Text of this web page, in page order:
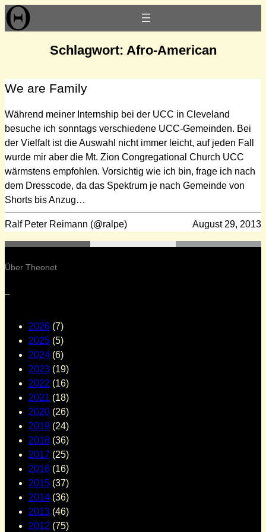
Zum
Inhalt
Schlagwort: Afro-American
We are Family
Während meiner Internship bei der UCC in Cleveland
besuche ich sonntags verschiedene UCC-Gemeinden. Bei
der Vielfalt ist die Auswahl nicht immer leicht, auf jeden Fall
wurde mir aber die Mt. Zion Congregational Church UCC
wärmstens empfohlen. Vorsichtig wie ich bin, frage ich nach
dem Dresscode, da das Spektrum je nach Gemeinde von
Shorts bis Anzug…
Ralf Peter Reimann (@ralpe) August 29, 2013
Über Theonet
–
2026 (7)
2025 (5)
2024 (6)
2023 (19)
2022 (16)
2021 (18)
2020 (26)
2019 (24)
2018 (36)
2017 (25)
2016 (16)
2015 (37)
2014 (36)
2013 (46)
2012 (75)